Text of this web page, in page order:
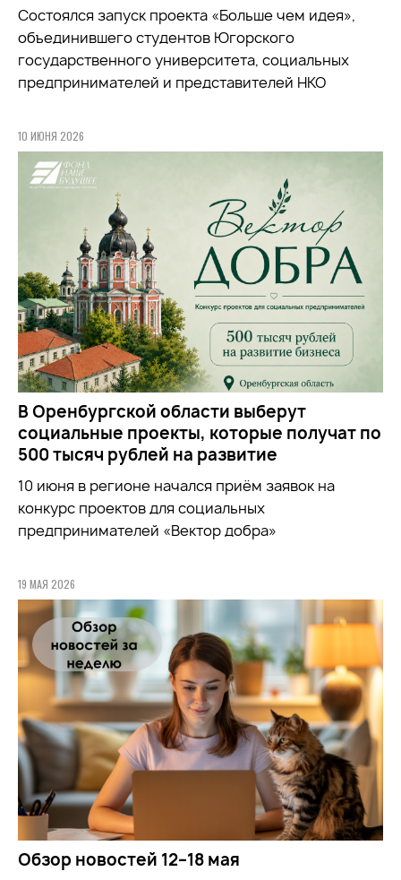
Состоялся запуск проекта «Больше чем идея»,
объединившего студентов Югорского
государственного университета, социальных
предпринимателей и представителей НКО
10 ИЮНЯ 2026
В Оренбургской области выберут
социальные проекты, которые получат по
500 тысяч рублей на развитие
10 июня в регионе начался приём заявок на
конкурс проектов для социальных
предпринимателей «Вектор добра»
19 МАЯ 2026
Обзор новостей 12–18 мая